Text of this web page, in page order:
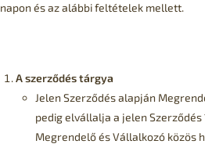
napon és az alábbi feltételek mellett.
A szerződés tárgya
Jelen Szerződés alapján
pedig elvállalja a jelen Szerződés
Megrendelő és Vállalkozó közös